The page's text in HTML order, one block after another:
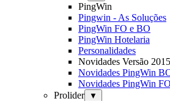
PingWin
Pingwin - As Soluções
PingWin FO e BO
PingWin Hotelaria
Personalidades
Novidades Versão 2015
Novidades PingWin
Novidades PingWin
Prolider
▼